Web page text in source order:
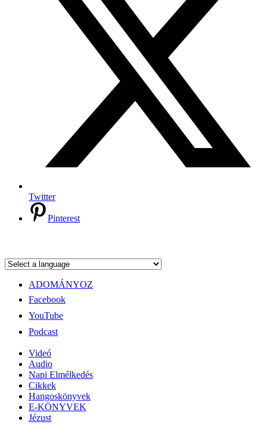
Twitter
Pinterest
ADOMÁNYOZ
Facebook
YouTube
Podcast
Videó
Audio
Napi Elmélkedés
Cikkek
Hangoskönyvek
E-KÖNYVEK
Jézust